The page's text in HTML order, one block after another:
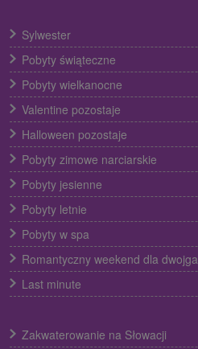
Sylwester
Pobyty świąteczne
Pobyty wielkanocne
Valentine pozostaje
Halloween pozostaje
Pobyty zimowe narciarskie
Pobyty jesienne
Pobyty letnie
Pobyty w spa
Romantyczny weekend dla dwojga
Last minute
Zakwaterowanie na Słowacji